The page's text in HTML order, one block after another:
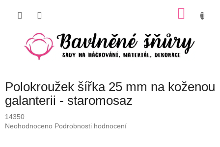
Polokroužek šířka 25 mm na koženou
galanterii - staromosaz
14350
Průměrné
Neohodnoceno Podrobnosti hodnocení